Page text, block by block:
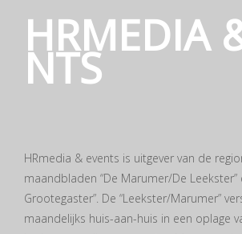
HRMEDIA
NTS
HRmedia & events is uitgever van de
maandbladen “De Marumer/De Leekster”
Grootegaster”. De “Leekster/Marumer”
maandelijks huis-aan-huis in een oplage